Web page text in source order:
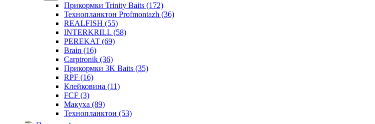
Прикормки Trinity Baits (172)
Технопланктон Profmontazh (36)
REALFISH (55)
INTERKRILL (58)
PEREKAT (69)
Brain (16)
Carptronik (36)
Прикормки 3K Baits (35)
RPF (16)
Клейковина (11)
FCF (3)
Макуха (89)
Технопланктон (53)